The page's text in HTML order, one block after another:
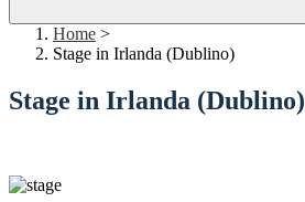
Home >
Stage in Irlanda (Dublino)
Stage in Irlanda (Dublino)